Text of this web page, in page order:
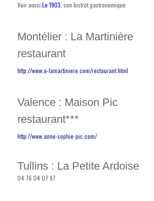
Voir aussi Le 1903 , son bistrot gastronomique
Montélier : La Martinière
restaurant
http://www.a-lamartiniere.com/restaurant.html
Valence : Maison Pic
restaurant***
http://www.anne-sophie-pic.com/
Tullins : La Petite Ardoise
04 76 04 07 97